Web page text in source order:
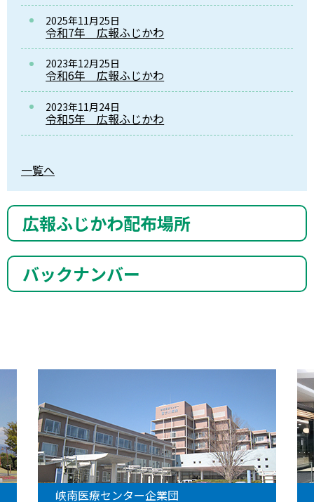
2025年11月25日
令和7年 広報ふじかわ
2023年12月25日
令和6年 広報ふじかわ
2023年11月24日
令和5年 広報ふじかわ
一覧へ
広報ふじかわ配布場所
バックナンバー
峡南医療センター企業団